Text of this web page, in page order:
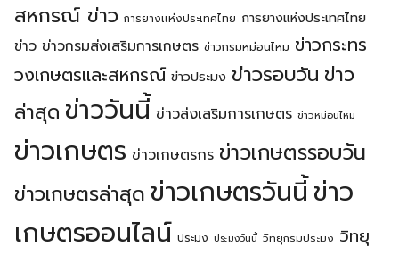
สหกรณ์ ข่าว การยางเเห่งประเทศไทย การยางแห่งประเทศไทย
ข่าว ข่าวกรมส่งเสริมการเกษตร ข่าวกรมหม่อนไหม ข่าวกระทร
วงเกษตรเเละสหกรณ์ ข่าวประมง ข่าวรอบวัน ข่าว
ล่าสุด ข่าววันนี้ ข่าวส่งเสริมการเกษตร ข่าวหม่อนไหม
ข่าวเกษตร ข่าวเกษตรกร ข่าวเกษตรรอบวัน
ข่าวเกษตรล่าสุด ข่าวเกษตรวันนี้ ข่าว
เกษตรออนไลน์ ประมง ประมงวันนี้ วิทยุกรมประมง วิทยุ